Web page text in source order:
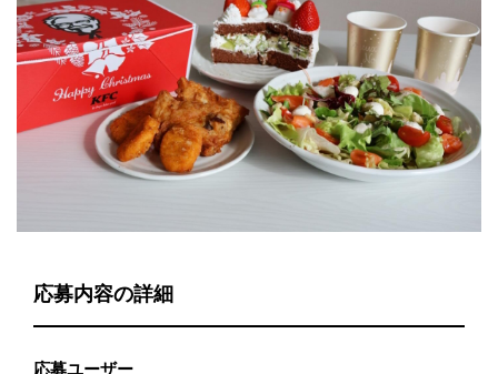
応募内容の詳細
応募ユーザー